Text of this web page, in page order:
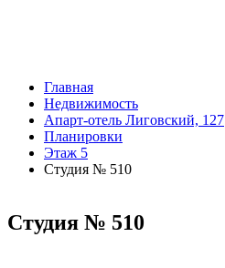
Главная
Недвижимость
Апарт-отель Лиговский, 127
Планировки
Этаж 5
Студия № 510
Студия № 510